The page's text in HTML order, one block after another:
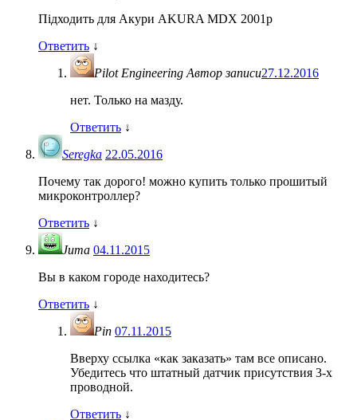
Підходить для Акури AKURA MDX 2001р
Ответить ↓
Pilot Engineering Автор записи27.12.2016
нет. Только на мазду.
Ответить ↓
Seregka 22.05.2016
Почему так дорого! можно купить только прошитый
микроконтроллер?
Ответить ↓
Juma 04.11.2015
Вы в каком городе находитесь?
Ответить ↓
Pin 07.11.2015
Вверху ссылка «как заказать» там все описано.
Убедитесь что штатный датчик присутствия 3-х
проводной.
Ответить ↓